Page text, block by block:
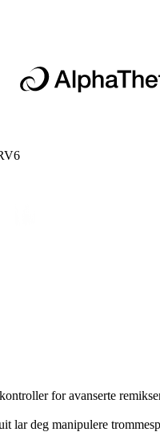
for avanserte
lar deg manipulere